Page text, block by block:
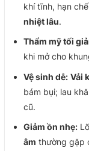
khí tĩnh, hạn
nhiệt lâu.
Thẩm mỹ tối
khi mở cho
Vệ sinh dễ: Vải
bám bụi; lau
cũ.
Giảm ồn nhẹ:
âm thường gặp